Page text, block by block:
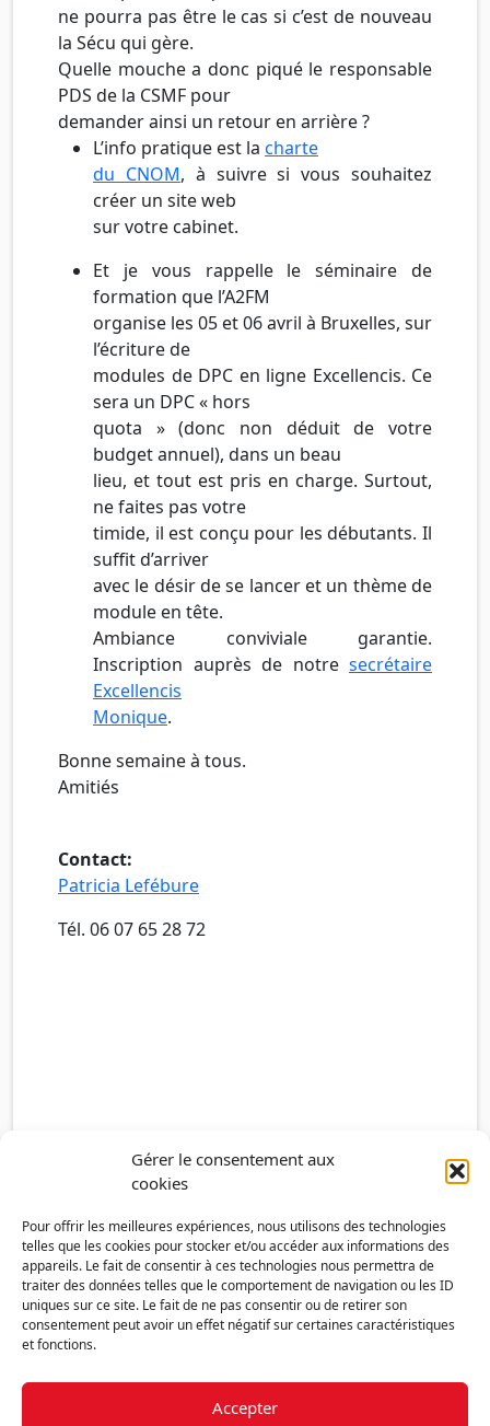
Gérer le consentement aux
cookies
Pour offrir les meilleures expériences, nous utilisons des technologies
telles que les cookies pour stocker et/ou accéder aux informations des
appareils. Le fait de consentir à ces technologies nous permettra de
traiter des données telles que le comportement de navigation ou les ID
uniques sur ce site. Le fait de ne pas consentir ou de retirer son
consentement peut avoir un effet négatif sur certaines caractéristiques
et fonctions.
Accepter
ne pourra pas être le cas si c’est de nouveau
la Sécu qui gère.
Quelle mouche a donc piqué le responsable
PDS de la CSMF pour
demander ainsi un retour en arrière ?
L’info pratique est la charte
du CNOM, à suivre si vous souhaitez
créer un site web
sur votre cabinet.
Et je vous rappelle le séminaire de
formation que l’A2FM
organise les 05 et 06 avril à Bruxelles, sur
l’écriture de
modules de DPC en ligne Excellencis. Ce
sera un DPC « hors
quota » (donc non déduit de votre
budget annuel), dans un beau
lieu, et tout est pris en charge. Surtout,
ne faites pas votre
timide, il est conçu pour les débutants. Il
suffit d’arriver
avec le désir de se lancer et un thème de
module en tête.
Ambiance conviviale garantie.
Inscription auprès de notre secrétaire
Excellencis
Monique.
Bonne semaine à tous.
Amitiés
Contact:
Patricia Lefébure
Tél. 06 07 65 28 72